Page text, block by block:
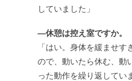
していました」
―休憩は控え室ですか。
「はい。身体を緩ませす
ので、動いたら休む、動
った動作を繰り返してい